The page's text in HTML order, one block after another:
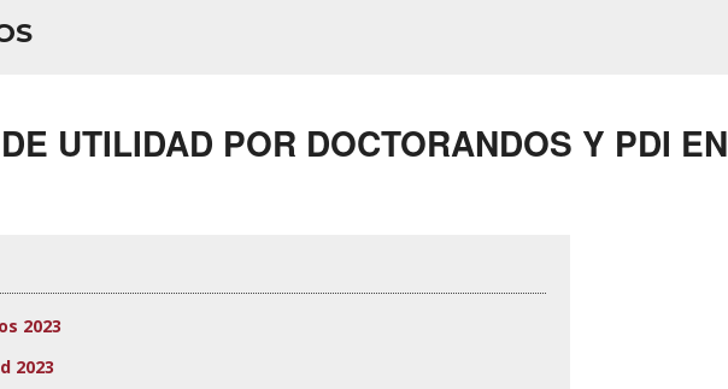
UTILIDAD POR DOCTORANDOS Y PDI EN
2023
2023